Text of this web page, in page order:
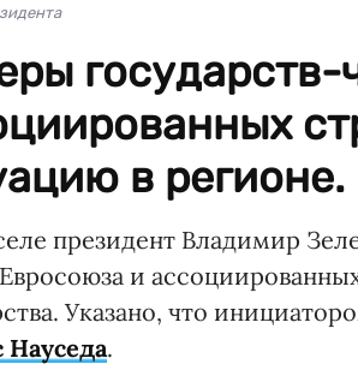
в регионе.
президент Владимир
и
Указано, что
Науседа.